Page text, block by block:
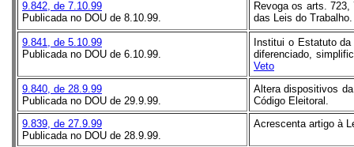
9.842, de 7.10.99
Publicada no DOU de 8.10.99.
Revoga os arts. 723,
das Leis do Trabalho.
9.841, de 5.10.99
Publicada no DOU de 6.10.99.
Institui o Estatuto
diferenciado,
Veto
9.840, de 28.9.99
Publicada no DOU de 29.9.99.
Altera dispositivos
Código Eleitoral.
9.839, de 27.9.99
Publicada no DOU de 28.9.99.
Acrescenta artigo à